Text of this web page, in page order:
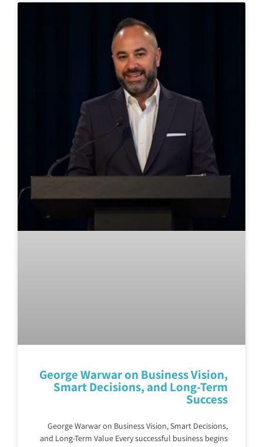
George Warwar on Business Vision,
Smart Decisions, and Long-Term
Success
George Warwar on Business Vision, Smart Decisions,
and Long-Term Value Every successful business begins